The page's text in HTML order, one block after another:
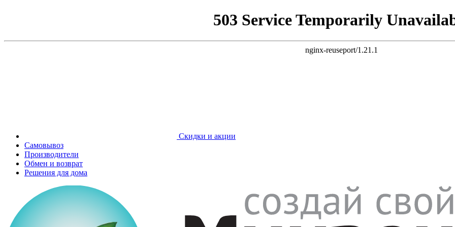
503 Service Temporarily
nginx-reuseport/1.21.1
Скидки и акции
Самовывоз
Производители
Обмен и возврат
Решения для дома